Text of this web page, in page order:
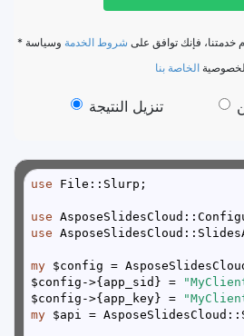
خدمتنا، فإنك توافق على شروط الخدمة وسياسة
الخاصة بنا
تنزيل النتيجة
use
use
use
my
$config->{app_sid} =
$config->{app_key} =
my $api =